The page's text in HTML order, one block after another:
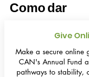
Como dar
Give
Make a secure online
CAN's Annual Fund
pathways to stability,